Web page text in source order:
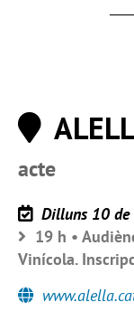
acte
Dilluns 10 de
19 h •
Vinícola.